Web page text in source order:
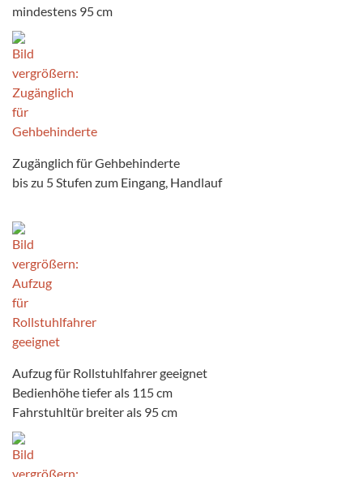
mindestens 95 cm
Zugänglich für Gehbehinderte
bis zu 5 Stufen zum Eingang, Handlauf
Aufzug für Rollstuhlfahrer geeignet
Bedienhöhe tiefer als 115 cm
Fahrstuhltür breiter als 95 cm